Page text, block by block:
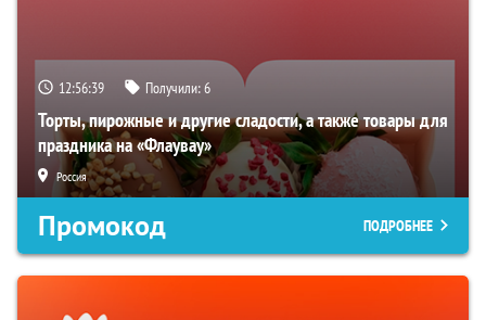
12:56:38 Получили:6
Торты, пирожные и другие сладости, а также товары для
праздника на «Флаувау»
Россия
Промокод ПОДРОБНЕЕ